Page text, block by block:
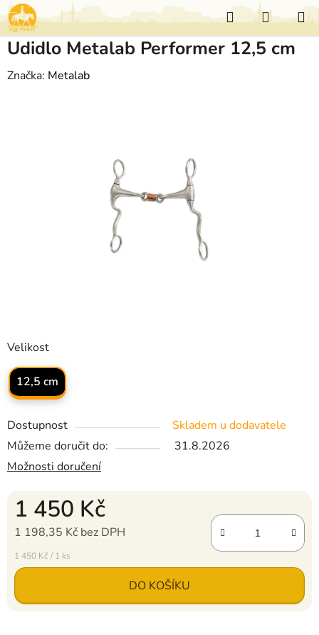
Přejít
na
obsah
Hledat
KOŠÍK
Velikost
12,5 cm
Dostupnost
Skladem u dodavatele
Můžeme doručit do:
31.8.2026
Možnosti doručení
1 450 Kč
1 198,35 Kč bez DPH
Měrná cena:
1 450 Kč / 1 ks
DO KOŠÍKU
Udidlo Metalab Performer 12,5 cm
Značka: Metalab